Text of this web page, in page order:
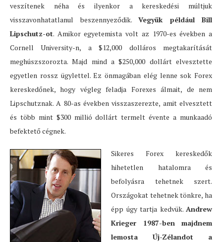
veszítenek néha és ilyenkor a kereskedési múltjuk
visszavonhatatlanul beszennyeződik. Vegyük például Bill
Lipschutz-ot. Amikor egyetemista volt az 1970-es években a
Cornell University-n, a $12,000 dolláros megtakarítását
meghúszszorozta. Majd mind a $250,000 dollárt elvesztette
egyetlen rossz ügylettel. Ez önmagában elég lenne sok Forex
kereskedőnek, hogy végleg feladja Forexes álmait, de nem
Lipschutznak. A 80-as években visszaszerezte, amit elvesztett
és több mint $300 millió dollárt termelt évente a munkaadó
befektető cégnek.
Sikeres Forex kereskedők
hihetetlen hatalomra és
befolyásra tehetnek szert.
Országokat tehetnek tönkre, ha
épp úgy tartja kedvük. Andrew
Krieger 1987-ben majdnem
lemosta Új-Zélandot a